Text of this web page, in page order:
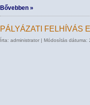
Bővebben »
PÁLYÁZATI FELHÍVÁS
Írta: administrator | Módosítás dátuma: